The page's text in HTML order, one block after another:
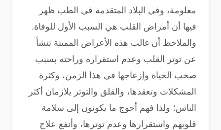
معلومة، وفي البلاد المتقدمة في الطب ظهر
فيها أن أمراض القلب هي السبب الأول للوفاة.
والملاحظ أن غالب هذه الأعراض المميتة تنشأ
عن توتر القلب وعدم استقراره وراحته بسبب
صخب الحياة وإزعاجها في هذا الزمن، وكثرة
المشكلات وتعقدها، والقلق والتوتر يلازمان أكثر
الناس؛ ولذا فهم أحوج ما يكونون إلى سلامة
قلوبهم واستقرارها وعدم توترها، وأنفع علاج